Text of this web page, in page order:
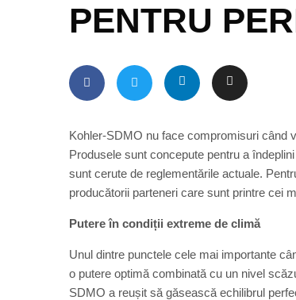
PENTRU
Kohler-SDMO nu face compromisuri când
Produsele sunt concepute pentru a
sunt cerute de reglementările actuale.
producătorii parteneri care sunt printre cei
Putere în condiții extreme de climă
Unul dintre punctele cele mai importante
o putere optimă combinată cu un nivel
SDMO a reușit să găsească echilibrul